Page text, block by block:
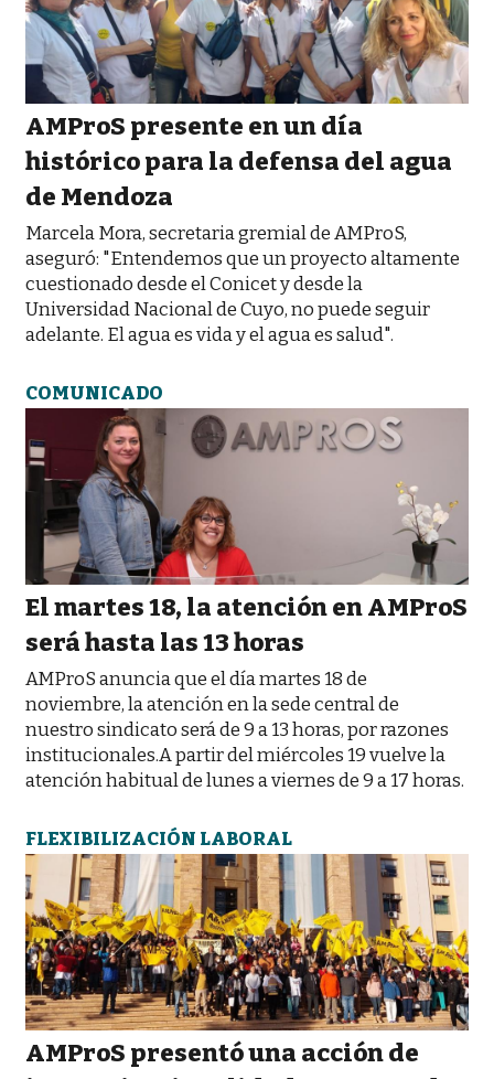
AMProS presente en un día
histórico para la defensa del agua
de Mendoza
Marcela Mora, secretaria gremial de AMProS,
aseguró: "Entendemos que un proyecto altamente
cuestionado desde el Conicet y desde la
Universidad Nacional de Cuyo, no puede seguir
adelante. El agua es vida y el agua es salud".
COMUNICADO
El martes 18, la atención en AMProS
será hasta las 13 horas
AMProS anuncia que el día martes 18 de
noviembre, la atención en la sede central de
nuestro sindicato será de 9 a 13 horas, por razones
institucionales.A partir del miércoles 19 vuelve la
atención habitual de lunes a viernes de 9 a 17 horas.
FLEXIBILIZACIÓN LABORAL
AMProS presentó una acción de